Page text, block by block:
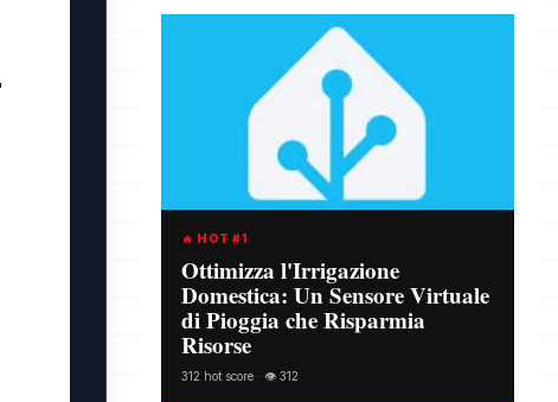
🔥 HOT #1
Ottimizza l'Irrigazione
Domestica: Un Sensore Virtuale
di Pioggia che Risparmia
Risorse
312 hot score · 👁️ 312